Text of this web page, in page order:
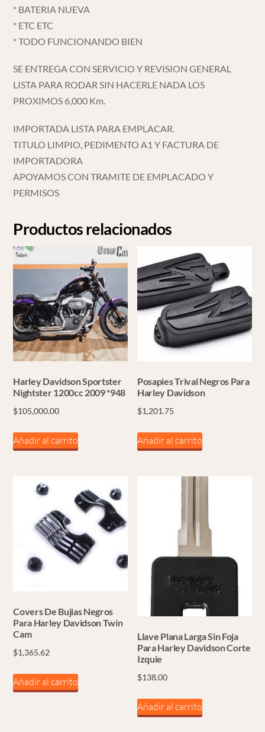
* BATERIA NUEVA
* ETC ETC
* TODO FUNCIONANDO BIEN
SE ENTREGA CON SERVICIO Y REVISION GENERAL
LISTA PARA RODAR SIN HACERLE NADA LOS
PROXIMOS 6,000 Km.
IMPORTADA LISTA PARA EMPLACAR.
TITULO LIMPIO, PEDIMENTO A1 Y FACTURA DE
IMPORTADORA
APOYAMOS CON TRAMITE DE EMPLACADO Y
PERMISOS
Productos relacionados
Harley Davidson Sportster
Nightster 1200cc 2009 *948
$105,000.00
Añadir al carrito
Posapies Trival Negros Para
Harley Davidson
$1,201.75
Añadir al carrito
Covers De Bujias Negros
Para Harley Davidson Twin
Cam
$1,365.62
Añadir al carrito
Llave Plana Larga Sin Foja
Para Harley Davidson Corte
Izquie
$138.00
Añadir al carrito